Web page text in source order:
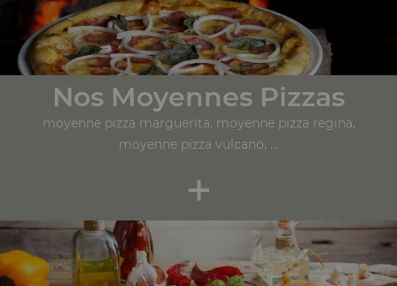
Nos Moyennes Pizzas
moyenne pizza marguerita, moyenne pizza regina,
moyenne pizza vulcano, ...
+